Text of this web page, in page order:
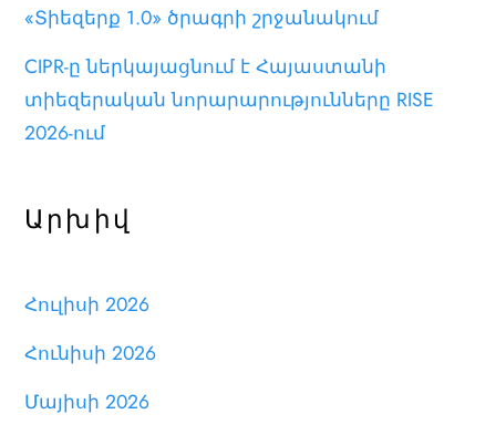
«Տիեզերք 1.0» ծրագրի շրջանակում
CIPR-ը ներկայացնում է Հայաստանի
տիեզերական նորարարությունները RISE
2026-ում
Արխիվ
Հուլիսի 2026
Հունիսի 2026
Մայիսի 2026